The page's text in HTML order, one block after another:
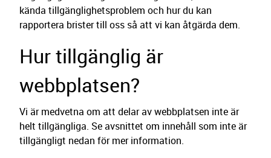
kända tillgänglighetsproblem och hur du kan
rapportera brister till oss så att vi kan åtgärda dem.
Hur tillgänglig är
webbplatsen?
Vi är medvetna om att delar av webbplatsen inte är
helt tillgängliga. Se avsnittet om innehåll som inte är
tillgängligt nedan för mer information.